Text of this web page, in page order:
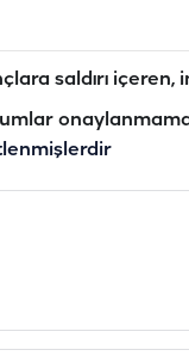
saldırı içeren,